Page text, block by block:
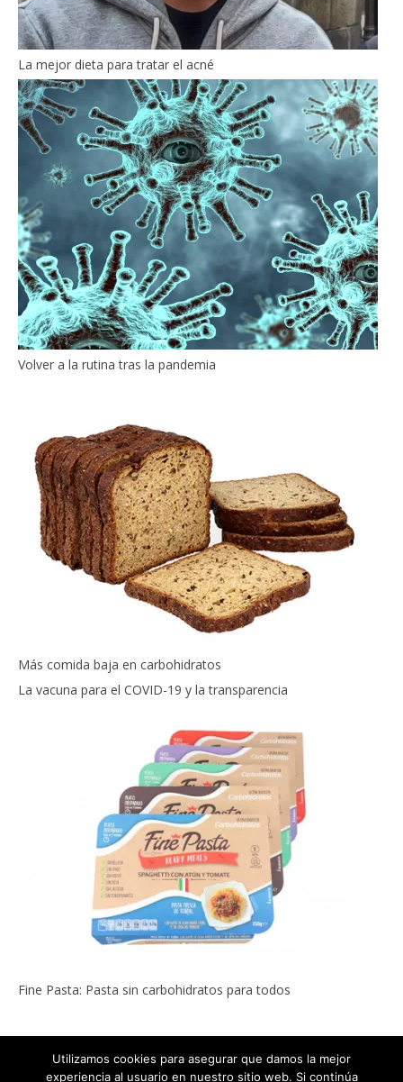
La mejor dieta para tratar el acné
Volver a la rutina tras la pandemia
Más comida baja en carbohidratos
La vacuna para el COVID-19 y la transparencia
Fine Pasta: Pasta sin carbohidratos para todos
Utilizamos cookies para asegurar que damos la mejor
experiencia al usuario en nuestro sitio web. Si continúa